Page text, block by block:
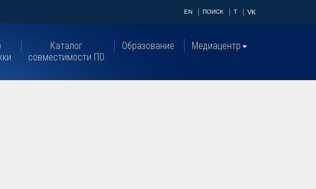
EN ПОИСК T VK
Каталог
совместимости ПО
Образование Медиацентр